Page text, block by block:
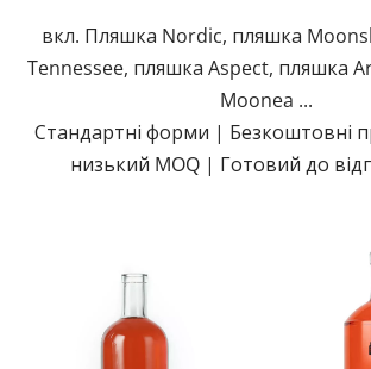
вкл. Пляшка Nordic, пляшка
Tennessee, пляшка Aspect, пляшка
Moonea ...
Стандартні форми | Безкоштовні
низький MOQ | Готовий до